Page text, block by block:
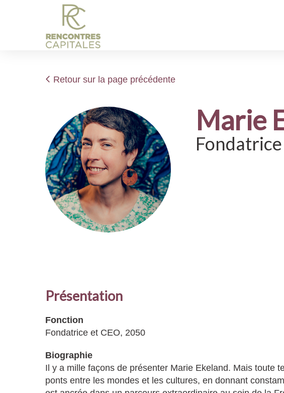
Retour sur la page précédente
Marie
Présentation
Fonction
Fondatrice et CEO, 2050
Biographie
Il y a mille façons de présenter Marie Ekeland. Mais toute
ponts entre les mondes et les cultures, en donnant